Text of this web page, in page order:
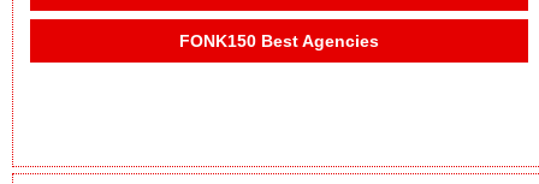
FONK150 Best Agencies